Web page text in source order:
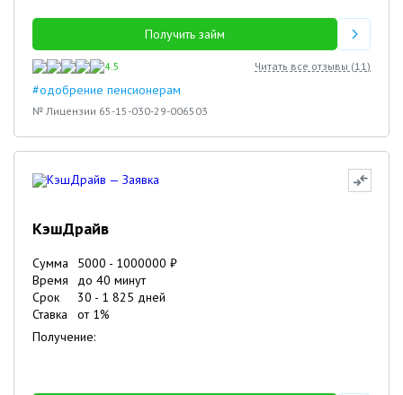
Получить займ
4.5 Читать все отзывы (11)
#одобрение пенсионерам
№ Лицензии 65-15-030-29-006503
КэшДрайв
Сумма 5000 - 1000000 ₽
Время
до 40 минут
Срок
30 - 1 825 дней
Ставка
от 1%
Получение: